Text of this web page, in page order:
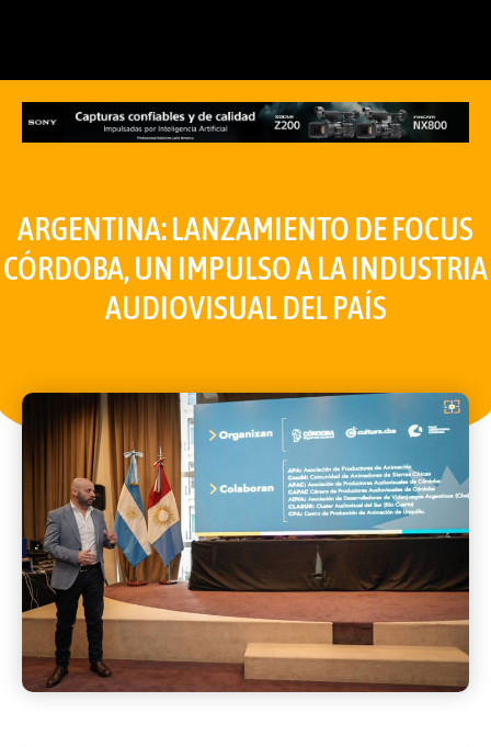
ARGENTINA: LANZAMIENTO DE FOCUS
CÓRDOBA, UN IMPULSO A LA INDUSTRIA
AUDIOVISUAL DEL PAÍS